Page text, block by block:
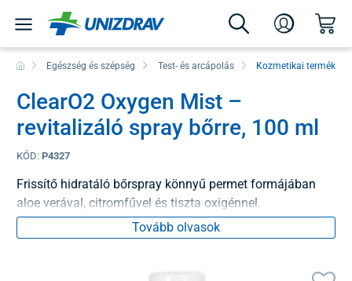
Egészség és szépség Test- és arcápolás Kozmetikai termékek
ClearO2 Oxygen Mist –
revitalizáló spray bőrre, 100 ml
KÓD: P4327
Frissítő hidratáló bőrspray könnyű permet formájában
aloe verával, citromfűvel és tiszta oxigénnel.
Tovább olvasok